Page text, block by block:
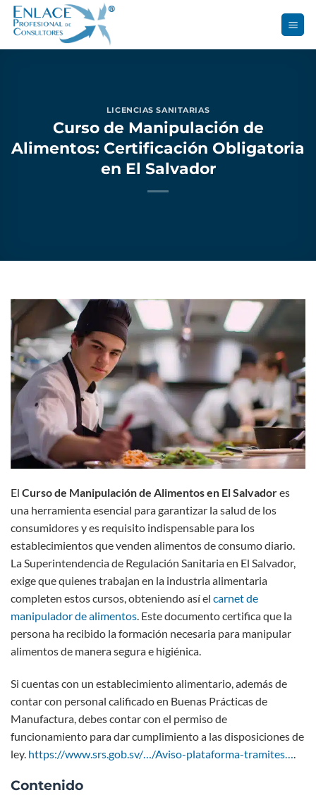
Saltar
LICENCIAS SANITARIAS
Curso de Manipulación de
Alimentos: Certificación Obligatoria
en El Salvador
El Curso de Manipulación de Alimentos en El Salvadores
una herramienta esencial para garantizar la salud de los
consumidores y es requisito indispensable para los
establecimientos que venden alimentos de consumo diario.
La Superintendencia de Regulación Sanitaria en El Salvador,
exige que quienes trabajan en la industria alimentaria
completen estos cursos, obteniendo así el carnet de
manipulador de alimentos . Este documento certifica que la
persona ha recibido la formación necesaria para manipular
alimentos de manera segura e higiénica.
Si cuentas con un establecimiento alimentario, además de
contar con personal calificado en Buenas Prácticas de
Manufactura, debes contar con el permiso de
funcionamiento para dar cumplimiento a las disposiciones de
ley. https://www.srs.gob.sv/…/Aviso-plataforma-tramites…
Contenido